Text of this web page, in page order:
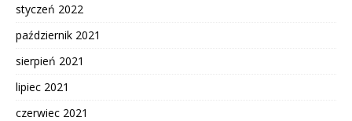
styczeń 2022
październik 2021
sierpień 2021
lipiec 2021
czerwiec 2021